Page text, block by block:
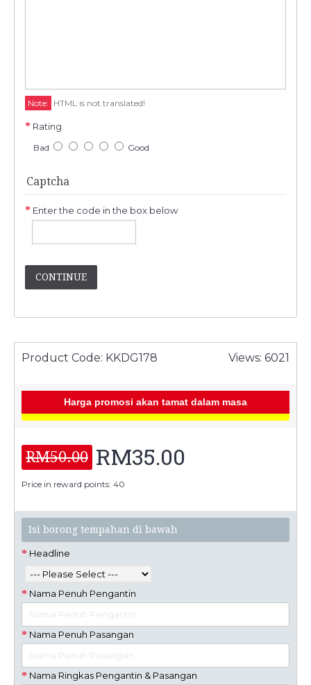
Note: HTML is not translated!
Rating
Bad Good
Captcha
Enter the code in the box below
CONTINUE
Views: 6021
Product Code: KKDG178
Harga promosi akan tamat dalam masa
RM50.00 RM35.00
Price in reward points: 40
Isi borong tempahan di bawah
Headline
Nama Penuh Pengantin
Nama Penuh Pasangan
Nama Ringkas Pengantin & Pasangan